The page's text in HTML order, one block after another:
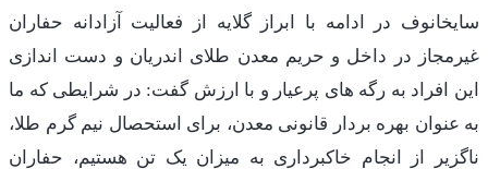
سایخانوف در ادامه با ابراز گلایه از فعالیت آزادانه حفاران
غیرمجاز در داخل و حریم معدن طلای اندریان و دست اندازی
این افراد به رگه های پرعیار و با ارزش گفت: در شرایطی که ما
به عنوان بهره بردار قانونی معدن، برای استحصال نیم گرم طلا،
ناگزیر از انجام خاکبرداری به میزان یک تن هستیم، حفاران